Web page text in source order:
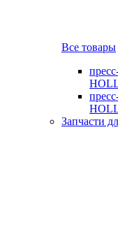
Все товары
Запчасти